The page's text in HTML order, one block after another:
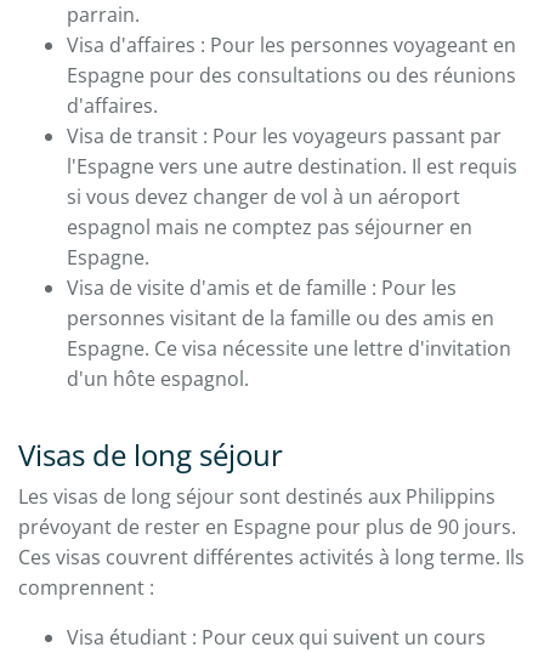
parrain.
Visa d'affaires : Pour les personnes voyageant en
Espagne pour des consultations ou des réunions
d'affaires.
Visa de transit : Pour les voyageurs passant par
l'Espagne vers une autre destination. Il est requis
si vous devez changer de vol à un aéroport
espagnol mais ne comptez pas séjourner en
Espagne.
Visa de visite d'amis et de famille : Pour les
personnes visitant de la famille ou des amis en
Espagne. Ce visa nécessite une lettre d'invitation
d'un hôte espagnol.
Visas de long séjour
Les visas de long séjour sont destinés aux Philippins
prévoyant de rester en Espagne pour plus de 90 jours.
Ces visas couvrent différentes activités à long terme. Ils
comprennent :
Visa étudiant : Pour ceux qui suivent un cours